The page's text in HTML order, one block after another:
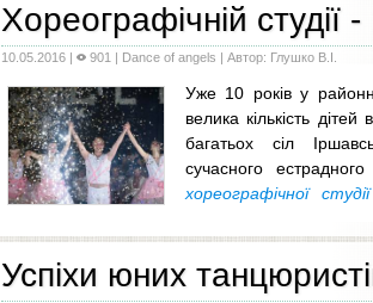
Хореографічній студії
10.05.2016 | 901 | Dance of angels | Автор: Глушко В.І.
Уже 10 років у
велика кількість
багатьох сіл
сучасного
хореографічної студії
Успіхи юних